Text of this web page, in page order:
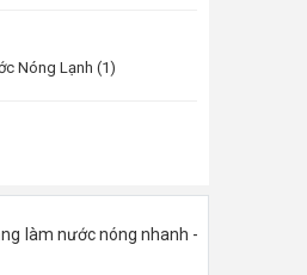
Nóng Lạnh (1)
làm nước nóng nhanh -